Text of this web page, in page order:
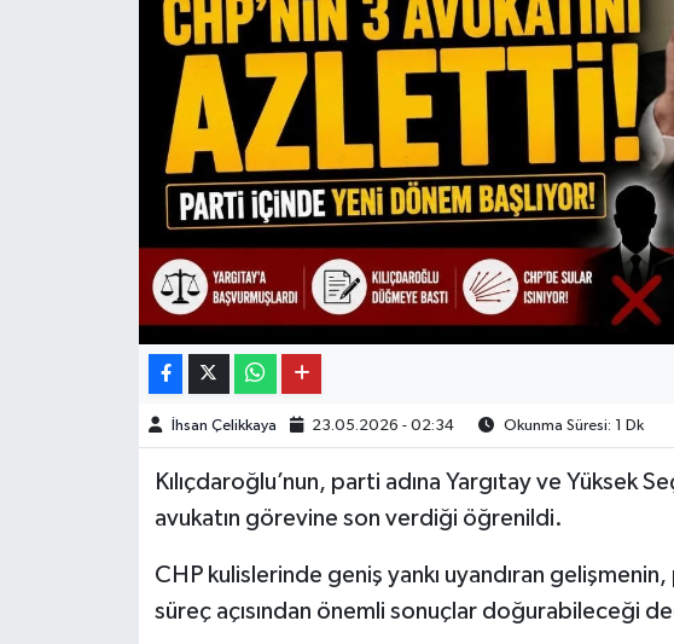
İhsan Çelikkaya 23.05.2026 - 02:34 Okunma Süresi: 1 Dk
Kılıçdaroğlu’nun, parti adına Yargıtay ve Yüksek
avukatın görevine son verdiği öğrenildi.
CHP kulislerinde geniş yankı uyandıran
süreç açısından önemli sonuçlar doğurabileceği